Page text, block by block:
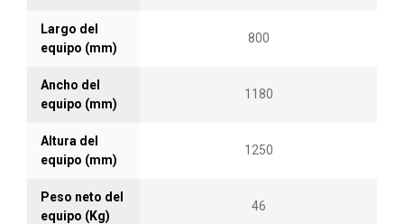
Largo del
equipo (mm)
800
Ancho del
equipo (mm)
1180
Altura del
equipo (mm)
1250
Peso neto del
equipo (Kg)
46